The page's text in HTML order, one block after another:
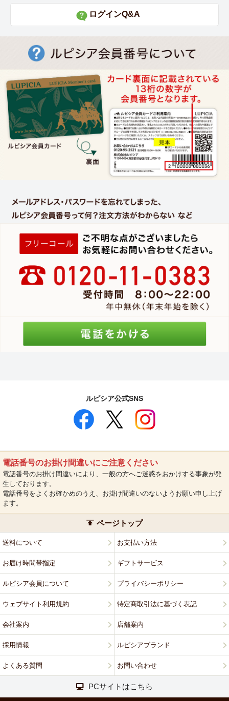
ルピシア公式SNS
電話番号のお掛け間違いにご注意ください
電話番号のお掛け間違いにより、一般の方へご迷惑をおかけする事象が発
生しております。
電話番号をよくお確かめのうえ、お掛け間違いのないようお願い申し上げ
ます。
ページトップ
送料について お支払い方法
お届け時間帯指定 ギフトサービス
ルピシア会員について プライバシーポリシー
ウェブサイト利用規約 特定商取引法に基づく表記
会社案内 店舗案内
採用情報 ルピシアブランド
よくある質問 お問い合わせ
PCサイトはこちら